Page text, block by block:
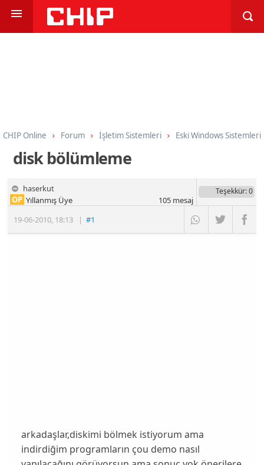
CHIP Online Forum İşletim Sistemleri Eski Windows Sistemleri
disk bölümleme
haserkut
19-06-2010, 18:13 |#1
OP Yıllanmış Üye
Teşekkür: 0
105mesaj
arkadaşlar,diskimi bölmek istiyorum ama
indirdiğim programların çou demo nasıl